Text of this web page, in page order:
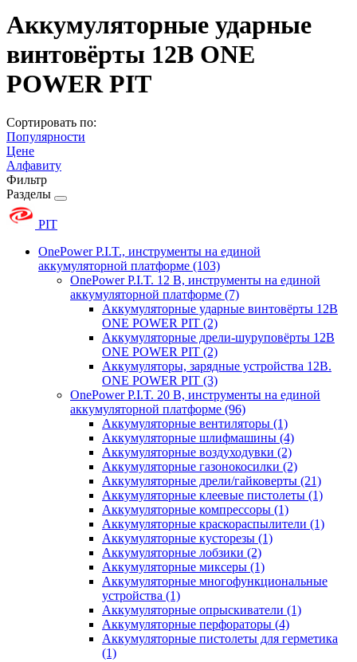
Аккумуляторные ударные
винтовёрты 12В ONE
POWER PIT
Сортировать по:
Популярности
Цене
Алфавиту
Фильтр
Разделы
PIT
OnePower P.I.T., инструменты на единой
аккумуляторной платформе (103)
OnePower P.I.T. 12 В, инструменты на единой
аккумуляторной платформе (7)
Аккумуляторные ударные винтовёрты 12В
ONE POWER PIT (2)
Аккумуляторные дрели-шуруповёрты 12В
ONE POWER PIT (2)
Аккумуляторы, зарядные устройства 12В.
ONE POWER PIT (3)
OnePower P.I.T. 20 В, инструменты на единой
аккумуляторной платформе (96)
Аккумуляторные вентиляторы (1)
Аккумуляторные шлифмашины (4)
Аккумуляторные воздуходувки (2)
Аккумуляторные газонокосилки (2)
Аккумуляторные дрели/гайковерты (21)
Аккумуляторные клеевые пистолеты (1)
Аккумуляторные компрессоры (1)
Аккумуляторные краскораспылители (1)
Аккумуляторные кусторезы (1)
Аккумуляторные лобзики (2)
Аккумуляторные миксеры (1)
Аккумуляторные многофункциональные
устройства (1)
Аккумуляторные опрыскиватели (1)
Аккумуляторные перфораторы (4)
Аккумуляторные пистолеты для герметика
(1)